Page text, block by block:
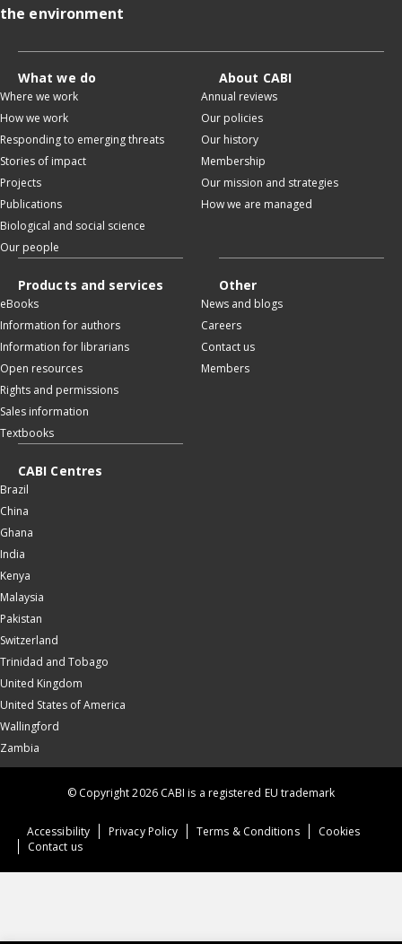
the environment
What we do
Where we work
How we work
Responding to emerging threats
Stories of impact
Projects
Publications
Biological and social science
Our people
About CABI
Annual reviews
Our policies
Our history
Membership
Our mission and strategies
How we are managed
Products and services
eBooks
Information for authors
Information for librarians
Open resources
Rights and permissions
Sales information
Textbooks
Other
News and blogs
Careers
Contact us
Members
CABI Centres
Brazil
China
Ghana
India
Kenya
Malaysia
Pakistan
Switzerland
Trinidad and Tobago
United Kingdom
United States of America
Wallingford
Zambia
Accessibility Privacy Policy Terms & Conditions
Cookies
Contact us
© Copyright 2026 CABI is a registered EU trademark